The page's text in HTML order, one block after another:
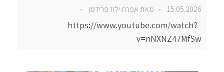
15.05.2026 מאתאפרת ילוז פרידמן
https://www.youtube.com/watch?
v=nNXNZ47MfSw